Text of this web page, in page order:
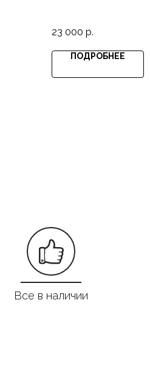
23 000 р.
ПОДРОБНЕЕ
Все в наличии